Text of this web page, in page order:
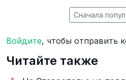
Сначала
Войдите, чтобы отправить
Читайте также